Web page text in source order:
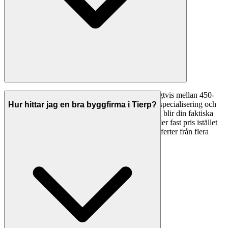
Timpriserna för byggfirmor i Tierp varierar vanligtvis mellan 450-
800 kr/timme beroende på företagets erfarenhet, specialisering och
komplexiteten av arbetet. Med ROT 30%-avdrag blir din faktiska
kostnad 315-560 kr/timme. Många företag erbjuder fast pris istället
för timpris. Vi rekommenderar att alltid begära offerter från flera
Hur hittar jag en bra byggfirma i Tierp?